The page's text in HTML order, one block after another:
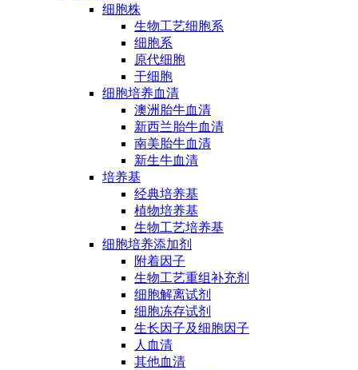
细胞株
生物工艺细胞系
细胞系
原代细胞
干细胞
细胞培养血清
澳洲胎牛血清
新西兰胎牛血清
南美胎牛血清
新生牛血清
培养基
经典培养基
植物培养基
生物工艺培养基
细胞培养添加剂
附着因子
生物工艺重组补充剂
细胞解离试剂
细胞冻存试剂
生长因子及细胞因子
人血清
其他血清